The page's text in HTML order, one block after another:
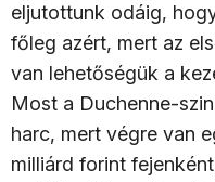
eljutottunk odáig,
főleg azért, mert az
van lehetőségük a
Most a Duchenne-
harc, mert végre van
milliárd forint